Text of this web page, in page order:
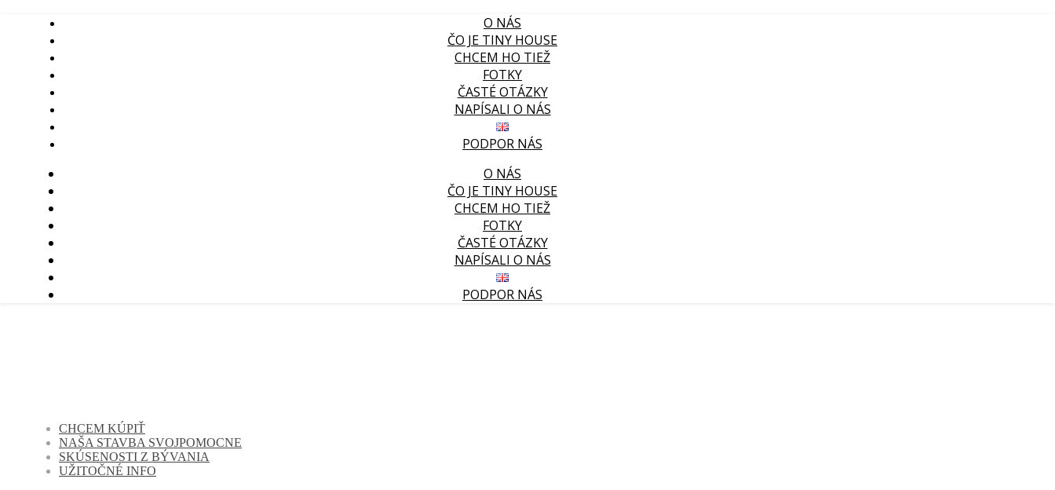
O NÁS
ČO JE TINY HOUSE
CHCEM HO TIEŽ
FOTKY
ČASTÉ OTÁZKY
NAPÍSALI O NÁS
PODPOR NÁS
O NÁS
ČO JE TINY HOUSE
CHCEM HO TIEŽ
FOTKY
ČASTÉ OTÁZKY
NAPÍSALI O NÁS
PODPOR NÁS
CHCEM KÚPIŤ
NAŠA STAVBA SVOJPOMOCNE
SKÚSENOSTI Z BÝVANIA
UŽITOČNÉ INFO